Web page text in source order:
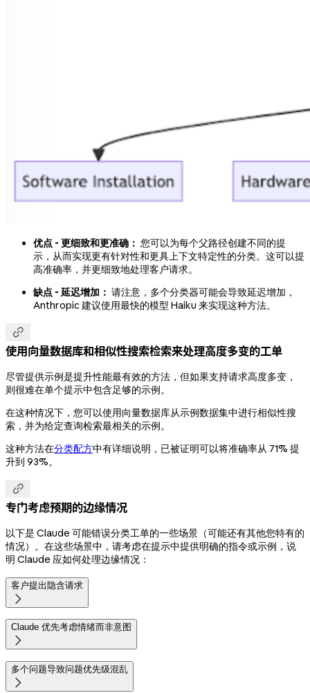
优点 - 更细致和更准确： 您可以为每个父路径创建不同的提
示，从而实现更有针对性和更具上下文特定性的分类。这可以提
高准确率，并更细致地处理客户请求。
缺点 - 延迟增加： 请注意，多个分类器可能会导致延迟增加，
Anthropic 建议使用最快的模型 Haiku 来实现这种方法。

使用向量数据库和相似性搜索检索来处理高度多变的工单
尽管提供示例是提升性能最有效的方法，但如果支持请求高度多变，
则很难在单个提示中包含足够的示例。
在这种情况下，您可以使用向量数据库从示例数据集中进行相似性搜
索，并为给定查询检索最相关的示例。
这种方法在分类配方中有详细说明，已被证明可以将准确率从 71% 提
升到 93%。

专门考虑预期的边缘情况
以下是 Claude 可能错误分类工单的一些场景（可能还有其他您特有的
情况）。在这些场景中，请考虑在提示中提供明确的指令或示例，说
明 Claude 应如何处理边缘情况：
客户提出隐含请求

Claude 优先考虑情绪而非意图

多个问题导致问题优先级混乱
